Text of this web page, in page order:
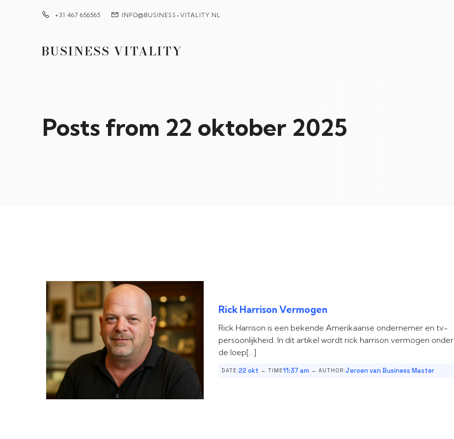
+31 467 656565 INFO@BUSINESS-VITALITY.NL
BUSINESS VITALITY
Posts from 22 oktober 2025
Rick Harrison Vermogen
Rick Harrison is een bekende Amerikaanse ondernemer en tv-
persoonlijkheid. In dit artikel wordt rick harrison vermogen onder
de loep[…]
DATE:22 okt - TIME11:37 am - AUTHOR:Jeroen van Business Master